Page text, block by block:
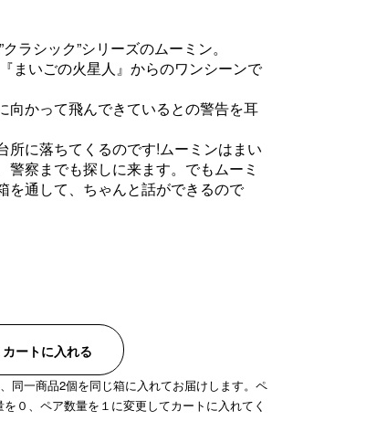
ラシック”シリーズのムーミン。
まいごの火星人』からのワンシーンで
向かって飛んできているとの警告を耳
所に落ちてくるのです!ムーミンはまい
警察までも探しに来ます。でもムーミ
を通して、ちゃんと話ができるので
カートに入れる
同一商品2個を同じ箱に入れてお届けします。ペ
０、ペア数量を１に変更してカートに入れてく